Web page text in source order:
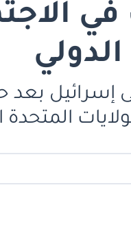
إسرائيل
المتحدة